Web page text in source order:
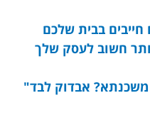
בבית שלכם
חשוב לעסק שלך
משכנתא? אבדוק לבד"